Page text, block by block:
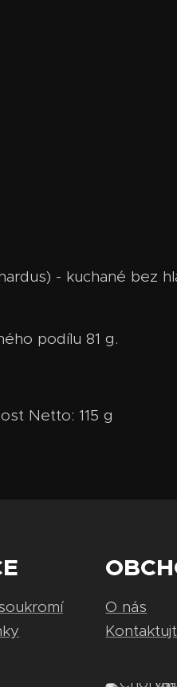
- kuchané bez
podílu 81 g.
Netto: 115 g
O nás